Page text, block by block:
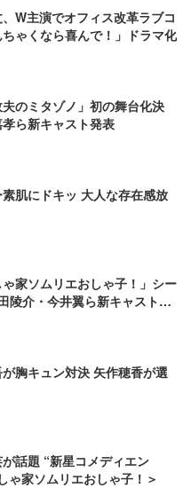
W主演でオフィス改革ラブコ
ゃくなら喜んで！」ドラマ化
のミタゾノ」初の舞台化決
ら新キャスト発表
肌にドキッ 大人な存在感放
家ソムリエおしゃ子！」シー
介・今井翼ら新キャストも
胸キュン対決 矢作穂香が選
話題 “新星コメディエン
ゃ家ソムリエおしゃ子！＞